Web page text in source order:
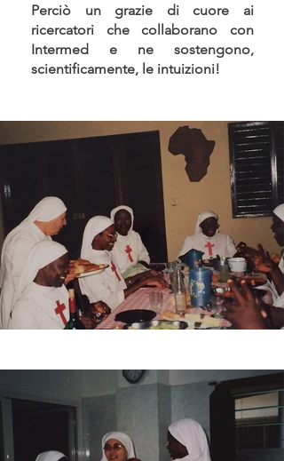
Perciò un grazie di cuore ai
ricercatori che collaborano con
Intermed e ne sostengono,
scientificamente, le intuizioni!